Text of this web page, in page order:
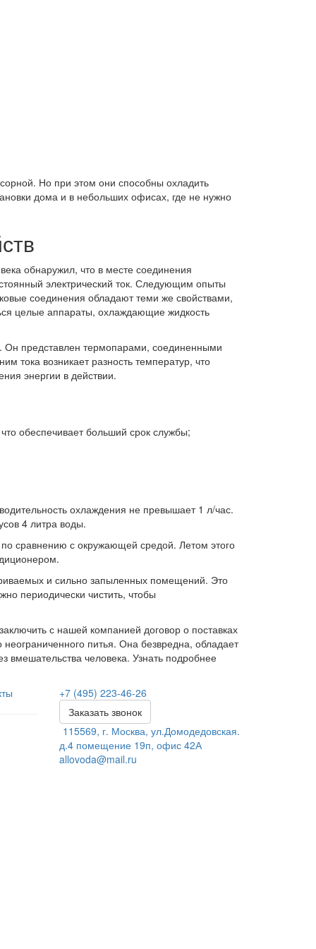
Но при этом они способны охладить
дома и в небольших офисах, где не нужно
обнаружил, что в месте соединения
электрический ток. Следующим опыты
соединения обладают теми же свойствами,
целые аппараты, охлаждающие жидкость
Он представлен термопарами, соединенными
возникает разность температур, что
энергии в действии.
обеспечивает больший срок службы;
охлаждения не превышает 1 л/час.
4 литра воды.
сравнению с окружающей средой. Летом этого
и сильно запыленных помещений. Это
периодически чистить, чтобы
с нашей компанией договор о поставках
питья. Она безвредна, обладает
человека. Узнать подробнее
+7 (495) 223-46-26
Заказать звонок
115569, г. Москва, ул.Домодедовская.
д.4 помещение 19п, офис 42А
allovoda@mail.ru